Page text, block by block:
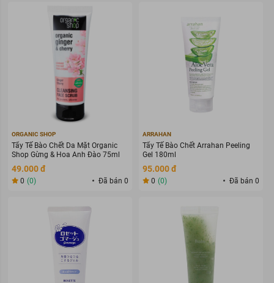
ORGANIC SHOP
Tẩy Tế Bào Chết Da Mặt Organic
Shop Gừng & Hoa Anh Đào 75ml
49.000 đ
0 (0) Đã bán 0
ARRAHAN
Tẩy Tế Bào Chết Arrahan Peeling
Gel 180ml
95.000 đ
0 (0) Đã bán 0